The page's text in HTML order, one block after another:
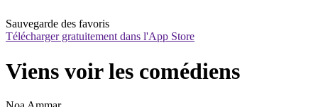
Sauvegarde des favoris
Télécharger gratuitement dans l'App Store
Viens voir les comédiens